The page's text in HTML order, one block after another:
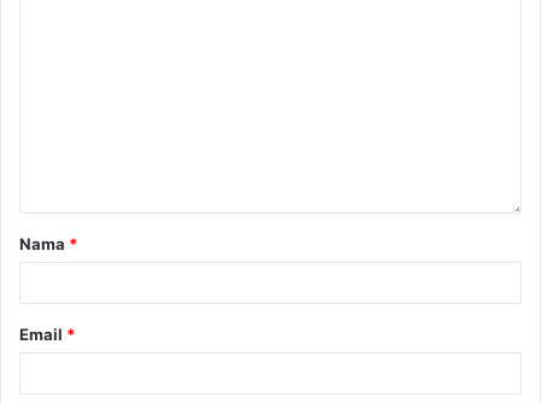
Nama *
Email *